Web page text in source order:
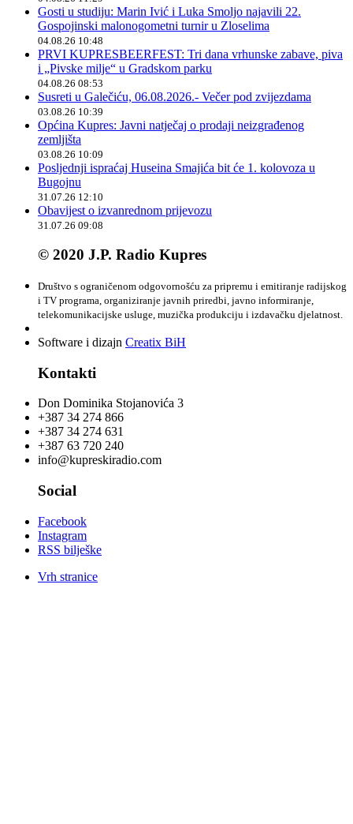
Gosti u studiju: Marin Ivić i Luka Smoljo najavili 22.
Gospojinski malonogometni turnir u Zloselima
04.08.26 10:48
PRVI KUPRESBEERFEST: Tri dana vrhunske zabave, piva
i „Pivske milje“ u Gradskom parku
04.08.26 08:53
Susreti u Galečiću, 06.08.2026.- Večer pod zvijezdama
03.08.26 10:39
Općina Kupres: Javni natječaj o prodaji neizgrađenog
zemljišta
03.08.26 10:09
Posljednji ispraćaj Huseina Smajića bit će 1. kolovoza u
Bugojnu
31.07.26 12:10
Obavijest o izvanrednom prijevozu
31.07.26 09:08
© 2020 J.P. Radio Kupres
Društvo s ograničenom odgovornošću za pripremu i emitiranje radijskog
i TV programa, organiziranje javnih priredbi, javno informiranje,
telekomunikacijske usluge, muzička produkciju i izdavačku djelatnost.
Software i dizajn Creatix BiH
Kontakti
Don Dominika Stojanovića 3
+387 34 274 866
+387 34 274 631
+387 63 720 240
info@kupreskiradio.com
Social
Facebook
Instagram
RSS bilješke
Vrh stranice